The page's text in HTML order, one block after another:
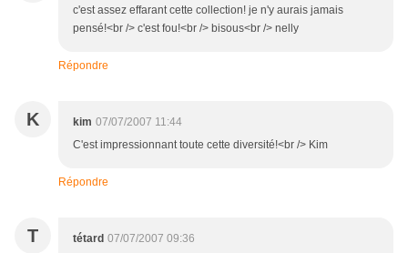
c'est assez effarant cette collection! je n'y aurais jamais
pensé!<br /> c'est fou!<br /> bisous<br /> nelly
Répondre
K kim 07/07/2007 11:44
C'est impressionnant toute cette diversité!<br /> Kim
Répondre
T tétard 07/07/2007 09:36